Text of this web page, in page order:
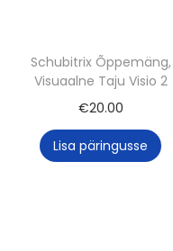
Schubitrix Õppemäng,
Visuaalne Taju Visio 2
€20.00
Lisa päringusse